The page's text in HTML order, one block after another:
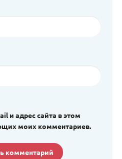
и адрес сайта в этом
моих комментариев.